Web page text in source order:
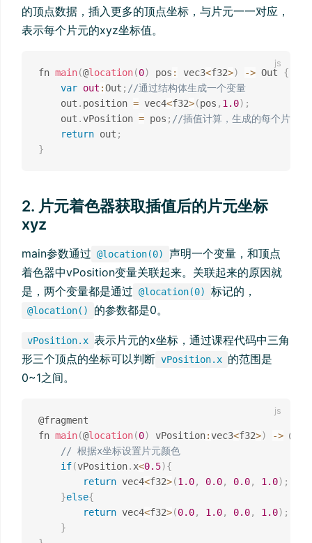
的顶点数据，插入更多的顶点坐标，与片元一一对应，
表示每个片元的xyz坐标值。
fn main(@location(0) pos : vec3<f32>) -> Out {
var out :Out ; //通过结构体生成一个变量
    out
. position = vec4<f32>(pos , 1.0) ;
    out
.vPosition = pos ; //插值计算，生成的每个片元
return out ;
}
2. 片元着色器获取插值后的片元坐标
xyz
main参数通过 @location(0)
声明一个变量，和顶点
着色器中vPosition变量关联起来。关联起来的原因就
是，两个变量都是通过 @location(0) 标记的，
@location() 的参数都是0。
vPosition.x 表示片元的x坐标，通过课程代码中三角
形三个顶点的坐标可以判断 vPosition.x 的范围是
0~1之间。
@fragment
fn main(@location(0) vPosition:vec3<f32>) -> @
// 根据x坐标设置片元颜色
if(vPosition.x<0.5){
return vec4<f32>(1.0, 0.0, 0.0, 1.0) ;
}else{
return vec4<f32>(0.0, 1.0, 0.0, 1.0) ;
}